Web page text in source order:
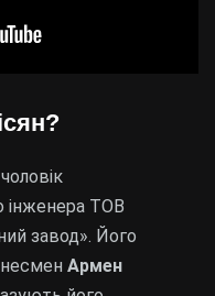
інженера ТОВ
завод». Його
Армен